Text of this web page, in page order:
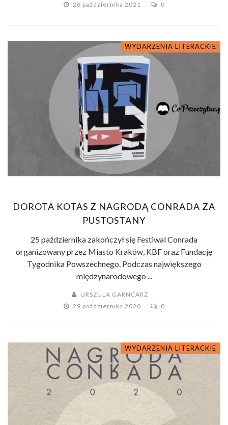
26 października 2021
0
WYDARZENIA LITERACKIE
DOROTA KOTAS Z NAGRODĄ CONRADA ZA
PUSTOSTANY
25 października zakończył się Festiwal Conrada
organizowany przez Miasto Kraków, KBF oraz Fundację
Tygodnika Powszechnego. Podczas największego
międzynarodowego ...
URSZULA GARNCARZ
29 października 2020
0
WYDARZENIA LITERACKIE